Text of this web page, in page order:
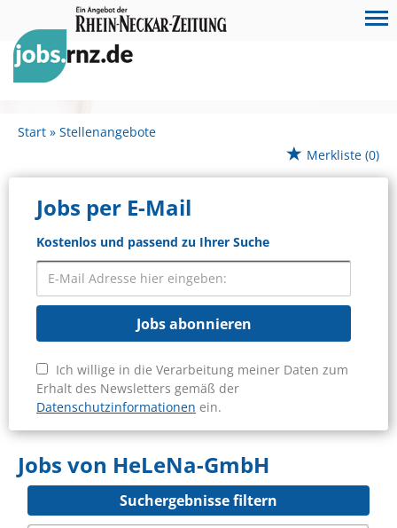
Start
Stellenangebote
Merkliste (0)
Jobs per E-Mail
Kostenlos und passend zu Ihrer Suche
Jobs abonnieren
Ich willige in die Verarbeitung meiner Daten zum
Erhalt des Newsletters gemäß der
Datenschutzinformationen ein.
Jobs von HeLeNa-GmbH
Suchergebnisse filtern